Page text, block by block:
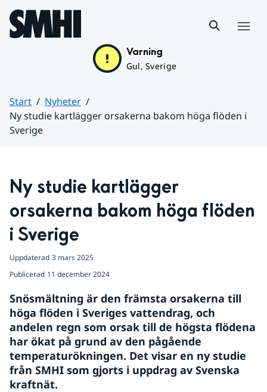
Hoppa till sidans innehåll
Varning
Gul, Sverige
Start
Nyheter
Ny studie kartlägger orsakerna bakom höga flöden i
Sverige
Ny studie kartlägger
orsakerna bakom höga flöden
i Sverige
Uppdaterad 3 mars 2025
Publicerad 11 december 2024
Snösmältning är den främsta orsakerna till
höga flöden i Sveriges vattendrag, och
andelen regn som orsak till de högsta flödena
har ökat på grund av den pågående
temperaturökningen. Det visar en ny studie
från SMHI som gjorts i uppdrag av Svenska
kraftnät.